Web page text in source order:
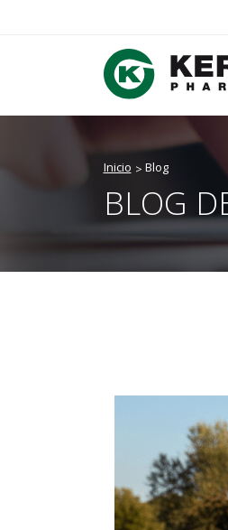
Inicio Blog
BLOG